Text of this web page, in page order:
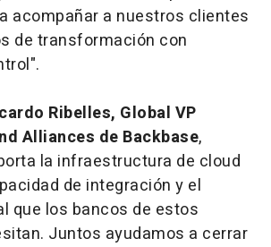
acompañar a nuestros clientes
de transformación con
Ribelles, Global VP
Alliances de Backbase,
la infraestructura de cloud
de integración y el
que los bancos de estos
Juntos ayudamos a cerrar